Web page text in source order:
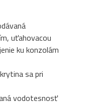
uťahovacou
ku konzolám
sa pri
vodotesnosť